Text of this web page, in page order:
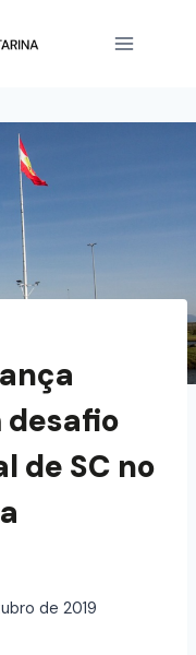
desafio
de SC no
de 2019